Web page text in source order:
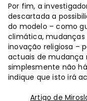
Por fim, a
descartada a
do modelo – como
climática, mudanças
inovação religiosa –
actuais de mudança
simplesmente não
indique que isto irá
Artigo de